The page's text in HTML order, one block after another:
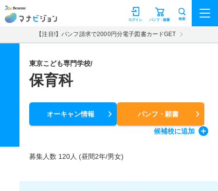
マナビジョン パンフ・願書
ログイン 検索
【注目!】パンフ請求で2000円分電子図書カードGET
東京こども専門学校/
保育科
オーキャン情報 パンフ・願書
候補校に追加
募集人数 120人 (昼間2年/男女)